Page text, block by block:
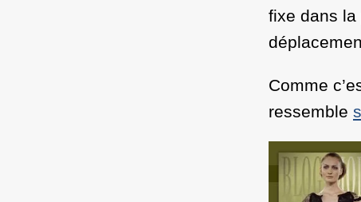
fixe dans
Comme
ressemble